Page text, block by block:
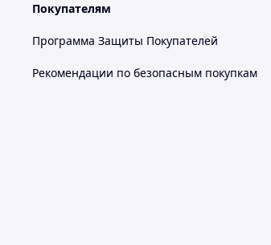
Покупателям
Программа Защиты Покупателей
Рекомендации по безопасным покупкам